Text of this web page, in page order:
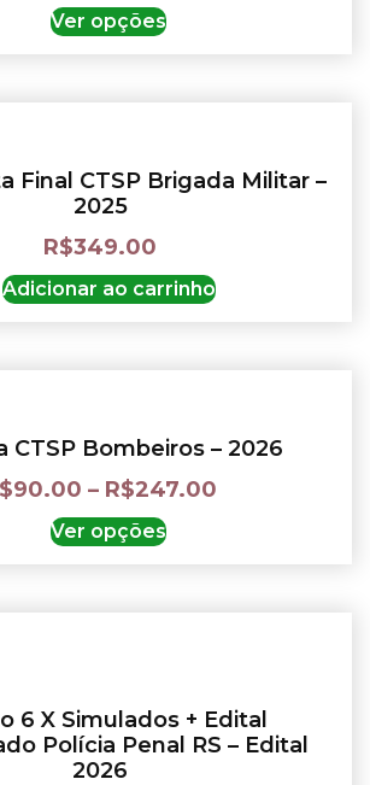
Ver opções
Final CTSP Brigada Militar –
2025
R$349.00
Adicionar ao carrinho
CTSP Bombeiros – 2026
90.00 – R$247.00
Ver opções
6 X Simulados + Edital
Polícia Penal RS – Edital
2026